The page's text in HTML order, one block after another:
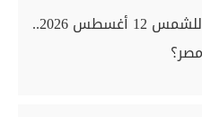
كسوف كلي للشمس 12 أغسطس 2026..